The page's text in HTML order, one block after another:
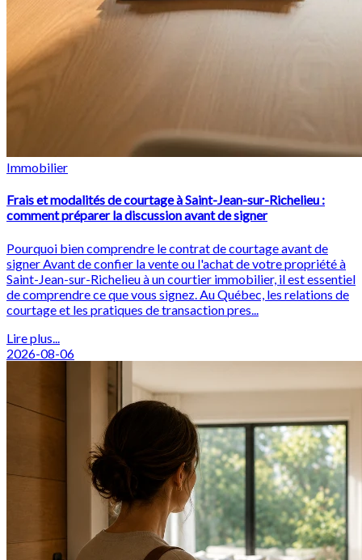
Immobilier
Frais et modalités de courtage à Saint-Jean-sur-Richelieu :
comment préparer la discussion avant de signer
Pourquoi bien comprendre le contrat de courtage avant de
signer Avant de confier la vente ou l'achat de votre propriété à
Saint-Jean-sur-Richelieu à un courtier immobilier, il est essentiel
de comprendre ce que vous signez. Au Québec, les relations de
courtage et les pratiques de transaction pres...
Lire plus...
2026-08-06